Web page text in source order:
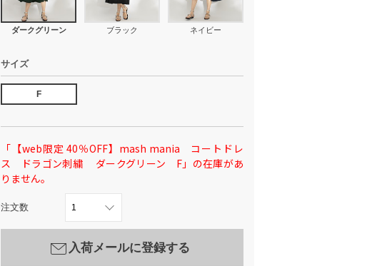
ダークグリーン ブラック ネイビー
サイズ
F
「【web限定 40％OFF】mash mania コートドレ
ス ドラゴン刺繍 ダークグリーン F」の在庫があ
りません。
注文数
入荷メールに登録する